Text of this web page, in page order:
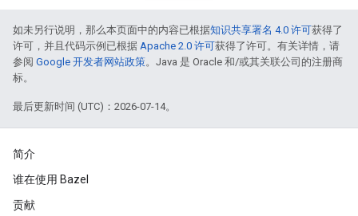
如未另行说明，那么本页面中的内容已根据知识共享署名 4.0 许可获得了
许可，并且代码示例已根据 Apache 2.0 许可获得了许可。有关详情，请
参阅 Google 开发者网站政策。Java 是 Oracle 和/或其关联公司的注册商
标。
最后更新时间 (UTC)：2026-07-14。
简介
谁在使用 Bazel
贡献